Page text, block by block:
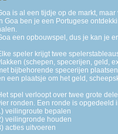
is al een tijdje op de markt,
Goa ben je een Portugese
een opbouwspel, dus je kan je
speler krijgt twee
(schepen, specerijen, geld,
bijbehorende specerijen
een plaatsje om het geld,
spel verloopt over twee grote
ronden. Een ronde is opgedeeld
veilingroute bepalen
veilingronde houden
acties uitvoeren